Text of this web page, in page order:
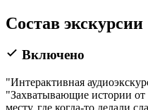
Состав экскурсии
Включено
"Интерактивная
"Захватывающие истории